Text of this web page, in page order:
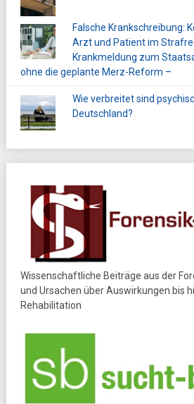
Falsche Krankschreibung:
Arzt und Patient im
Krankmeldung zum
ohne die geplante Merz-Reform –
Wie verbreitet sind
Deutschland?
Wissenschaftliche Beiträge aus der
und Ursachen über Auswirkungen bis
Rehabilitation